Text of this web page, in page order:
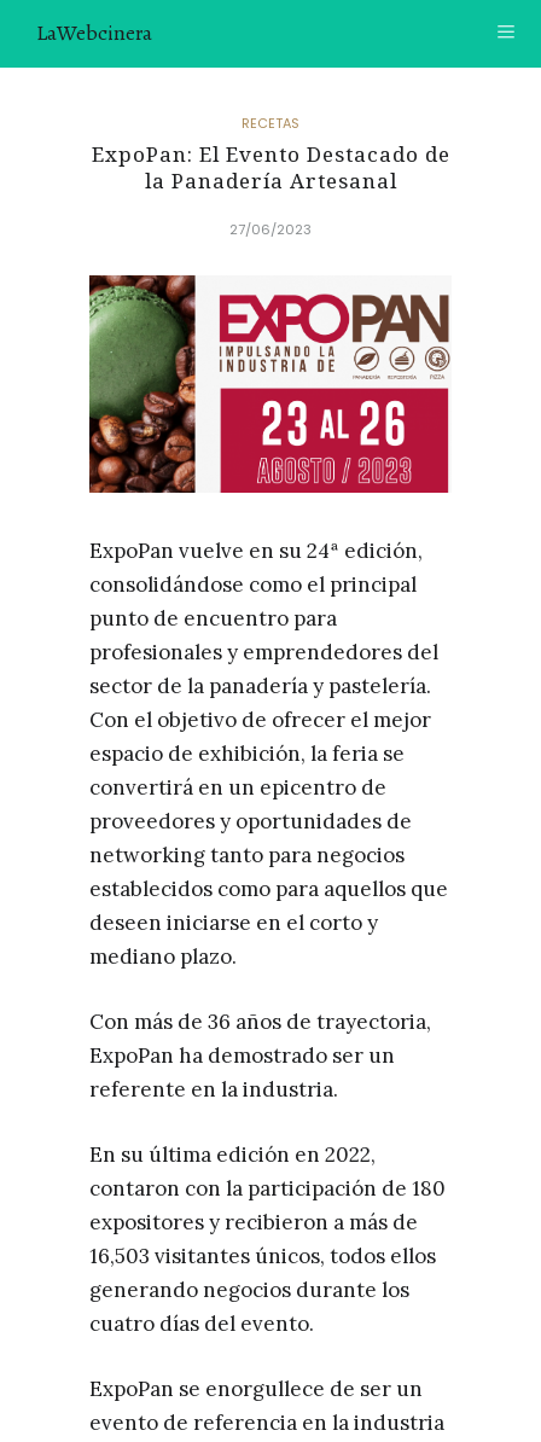
LaWebcinera
VIDEORECETAS
SOBRE MÍ
¿TE GUSTARÍA UNIRTE A NUESTRA AVENTURA GASTRON
ÓMICA?
ÚNETE A LA NEWSLETTER
RECOMENDACIONES
RECETAS
ExpoPan: El Evento Destacado de
la Panadería Artesanal
27/06/2023
ExpoPan vuelve en su 24ª edición,
consolidándose como el principal
punto de encuentro para
profesionales y emprendedores del
sector de la panadería y pastelería.
Con el objetivo de ofrecer el mejor
espacio de exhibición, la feria se
convertirá en un epicentro de
proveedores y oportunidades de
networking tanto para negocios
establecidos como para aquellos que
deseen iniciarse en el corto y
mediano plazo.
Con más de 36 años de trayectoria,
ExpoPan ha demostrado ser un
referente en la industria.
En su última edición en 2022,
contaron con la participación de 180
expositores y recibieron a más de
16,503 visitantes únicos, todos ellos
generando negocios durante los
cuatro días del evento.
ExpoPan se enorgullece de ser un
evento de referencia en la industria